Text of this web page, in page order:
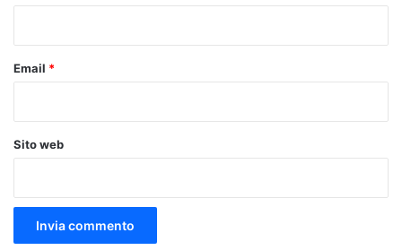
Email *
Sito web